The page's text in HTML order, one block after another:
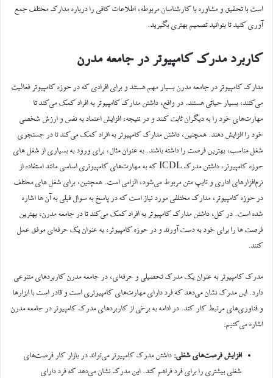
است با تحقیق و مشاوره با کارشناسان مربوطه، اطلاعات کافی را درباره مدارک مختلف جمع
آوری کنید تا بتوانید تصمیم بهتری بگیرید.
کاربرد مدرک کامپیوتر در جامعه مدرن
مدارک کامپیوتر در جامعه مدرن بسیار مهم هستند و برای افرادی که در حوزه کامپیوتر فعالیت
می‌کنند، بسیار حیاتی هستند. در واقع، داشتن مدارک کامپیوتر به افراد کمک می‌کند تا
مهارت‌های خود را به دیگران ثابت کنند و در نتیجه، افزایش اعتماد به نفس و ارزش شخصی
خود را افزایش دهند. همچنین، داشتن مدارک کامپیوتر به افراد کمک می‌کند تا در جستجوی
شغل مناسب، بهترین فرصت را داشته باشند. به عنوان مثال، برای ورود به بسیاری از شغل های
حوزه کامپیوتر، داشتن مدرک ICDL که به مهارت‌های کامپیوتری اساسی مانند استفاده از
نرم‌افزارهای اداری و تایپ متن مربوط می‌شود، الزامی است. همچنین، برای شغل های مختلف
در حوزه کامپیوتر، مدارک مختلفی مورد نیاز است که در پاسخ به سوال قبلی به آن ها اشاره
شده است. در کل، داشتن مدارک کامپیوتر به افراد کمک می‌کند تا در جامعه مدرن، بهترین
فرصت ها را برای خود به دست آورند و در حوزه کامپیوتر، به عنوان یک حرفه‌ای موفق عمل
کنند.
مدرک کامپیوتر به عنوان یک مدرک تحصیلی و حرفه‌ای، در جامعه مدرن کاربردهای متنوعی
دارد. این مدرک نشان می‌دهد که فرد دارای مهارت‌های کامپیوتری است و قادر است با ابزارها
و فناوری‌های مرتبط کار کند. در ادامه به برخی از کاربردهای مدرک کامپیوتر در جامعه مدرن
اشاره می‌کنیم:
افزایش فرصت‌های شغلی: داشتن مدرک کامپیوتر می‌تواند در بازار کار فرصت‌های
شغلی بیشتری را برای فرد فراهم کند. این مدرک نشان می‌دهد که فرد دارای